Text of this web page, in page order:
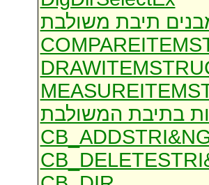
תיבת משולבת
בתיבת המשולבת